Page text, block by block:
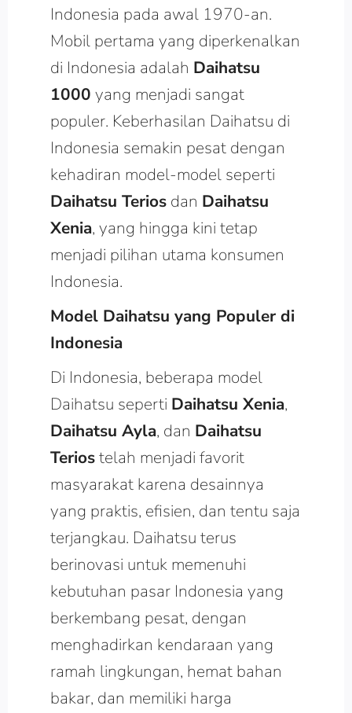
Indonesia pada awal 1970-an.
Mobil pertama yang diperkenalkan
di Indonesia adalah Daihatsu
1000 yang menjadi sangat
populer. Keberhasilan Daihatsu di
Indonesia semakin pesat dengan
kehadiran model-model seperti
Daihatsu Teriosdan Daihatsu
Xenia, yang hingga kini tetap
menjadi pilihan utama konsumen
Indonesia.
Model Daihatsu yang Populer di
Indonesia
Di Indonesia, beberapa model
Daihatsu seperti Daihatsu Xenia,
Daihatsu Ayla, dan Daihatsu
Teriostelah menjadi favorit
masyarakat karena desainnya
yang praktis, efisien, dan tentu saja
terjangkau. Daihatsu terus
berinovasi untuk memenuhi
kebutuhan pasar Indonesia yang
berkembang pesat, dengan
menghadirkan kendaraan yang
ramah lingkungan, hemat bahan
bakar, dan memiliki harga